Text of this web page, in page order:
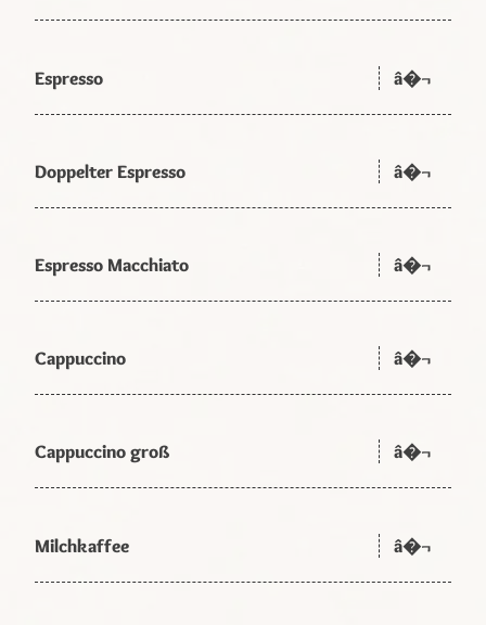
Espresso â�¬
Doppelter Espresso â�¬
Espresso Macchiato â�¬
Cappuccino â�¬
Cappuccino groß â�¬
Milchkaffee â�¬